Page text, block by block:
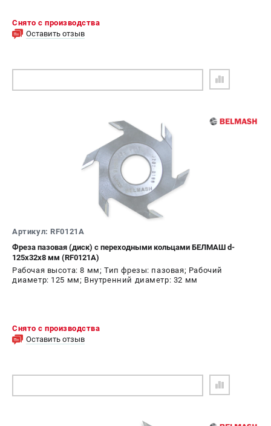
Снято с производства
Оставить отзыв
Артикул: RF0121A
Фреза пазовая (диск) с переходными кольцами БЕЛМАШ d-
125х32х8 мм (RF0121A)
Рабочая высота: 8 мм; Тип фрезы: пазовая; Рабочий
диаметр: 125 мм; Внутренний диаметр: 32 мм
Снято с производства
Оставить отзыв